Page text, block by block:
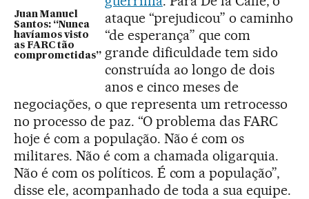
Juan Manuel
Santos: “Nunca
havíamos visto
as FARC tão
comprometidas”
ataque “prejudicou” o caminho
“de esperança” que com
grande dificuldade tem sido
construída ao longo de dois
anos e cinco meses de
negociações, o que representa um retrocesso
no processo de paz. “O problema das FARC
hoje é com a população. Não é com os
militares. Não é com a chamada oligarquia.
Não é com os políticos. É com a população”,
disse ele, acompanhado de toda a sua equipe.